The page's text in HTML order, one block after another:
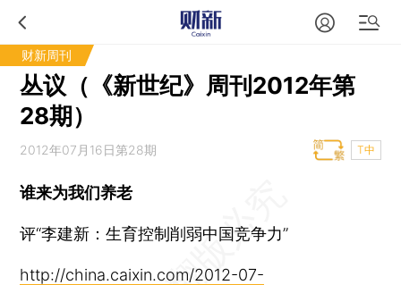
财新周刊
丛议（《新世纪》周刊2012年第
28期）
2012年07月16日第28期 T中
谁来为我们养老
评“李建新：生育控制削弱中国竞争力”
http://china.caixin.com/2012-07-